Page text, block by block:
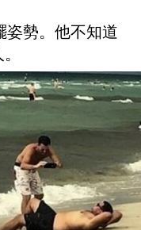
姿勢。他不知道